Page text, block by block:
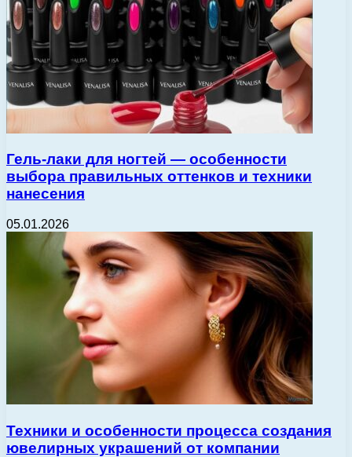
Гель-лаки для ногтей — особенности
выбора правильных оттенков и техники
нанесения
05.01.2026
Техники и особенности процесса создания
ювелирных украшений от компании